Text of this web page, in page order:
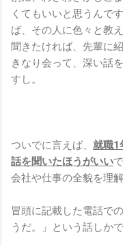
くてもいいと思うんで
ば、その人に色々と教
聞きたければ、先輩に
きなり会って、深い話
すし。
ついでに言えば、 就職1
話を聞いたほうがいい
会社や仕事の全貌を理
冒頭に記載した電話で
うだ。」という話しか